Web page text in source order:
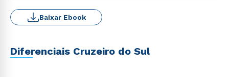
Baixar Ebook
Diferenciais Cruzeiro do Sul